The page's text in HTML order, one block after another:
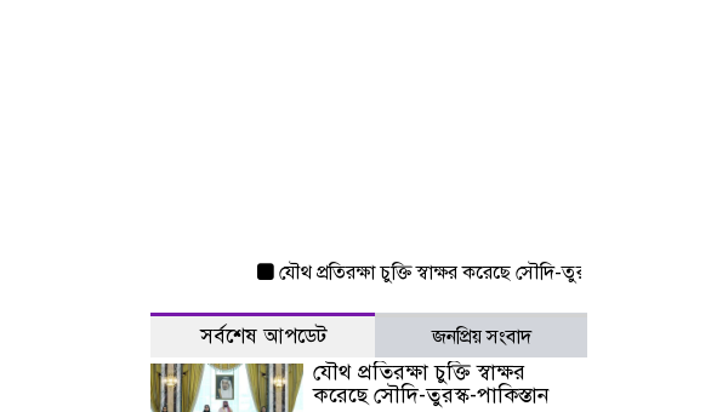
যৌথ প্রতিরক্ষা চুক্তি স্বাক্ষর করেছে সৌদি-তুরস্ক-পাকিস্তান
সর্বশেষ আপডেট জনপ্রিয় সংবাদ
যৌথ প্রতিরক্ষা চুক্তি স্বাক্ষর
করেছে সৌদি-তুরস্ক-পাকিস্তান